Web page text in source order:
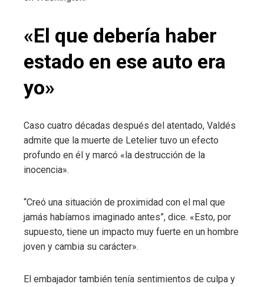
«El que debería haber
estado en ese auto era
yo»
Caso cuatro décadas después del atentado, Valdés
admite que la muerte de Letelier tuvo un efecto
profundo en él y marcó «la destrucción de la
inocencia».
“Creó una situación de proximidad con el mal que
jamás habíamos imaginado antes”, dice. «Esto, por
supuesto, tiene un impacto muy fuerte en un hombre
joven y cambia su carácter».
El embajador también tenía sentimientos de culpa y